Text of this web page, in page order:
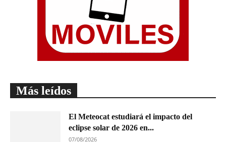
Más leídos
El Meteocat estudiará el impacto del
eclipse solar de 2026 en...
07/08/2026